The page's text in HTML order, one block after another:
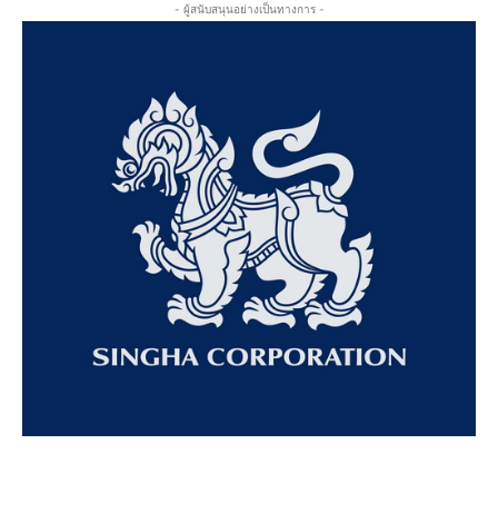
- ผู้สนับสนุนอย่างเป็นทางการ -